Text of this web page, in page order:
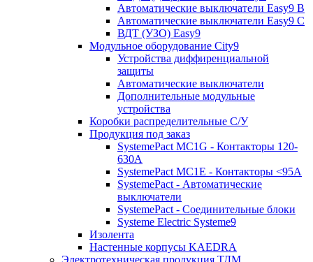
Автоматические выключатели Easy9 В
Автоматические выключатели Easy9 С
ВДТ (УЗО) Easy9
Модульное оборудование City9
Устройства диффиренциальной
защиты
Автоматические выключатели
Дополнительные модульные
устройства
Коробки распределительные C/У
Продукция под заказ
SystemePact MC1G - Контакторы 120-
630A
SystemePact MC1E - Контакторы <95A
SystemePact - Автоматические
выключатели
SystemePact - Соединительные блоки
Systeme Electric Systeme9
Изолента
Настенные корпусы KAEDRA
Электротехническая продукция ТДМ